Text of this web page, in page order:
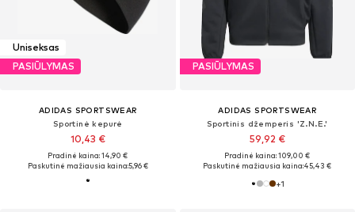
Uniseksas
PASIŪLYMAS
ADIDAS SPORTSWEAR
Sportinė kepurė
10,43 €
Pradinė kaina: 14,90 €
Paskutinė mažiausia kaina:5,96 €
PASIŪLYMAS
ADIDAS SPORTSWEAR
Sportinis džemperis 'Z.N.E.'
59,92 €
Pradinė kaina: 109,00 €
Paskutinė mažiausia kaina:45,43 €
+1